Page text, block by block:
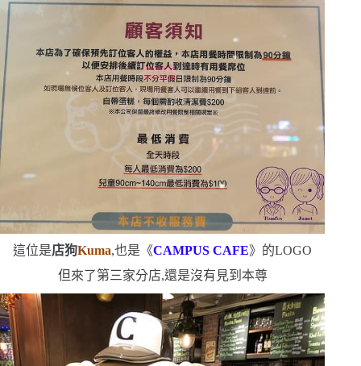
這位是店狗Kuma,也是《CAMPUS CAFE》的LOGO
但來了第三家分店,還是沒有見到本尊